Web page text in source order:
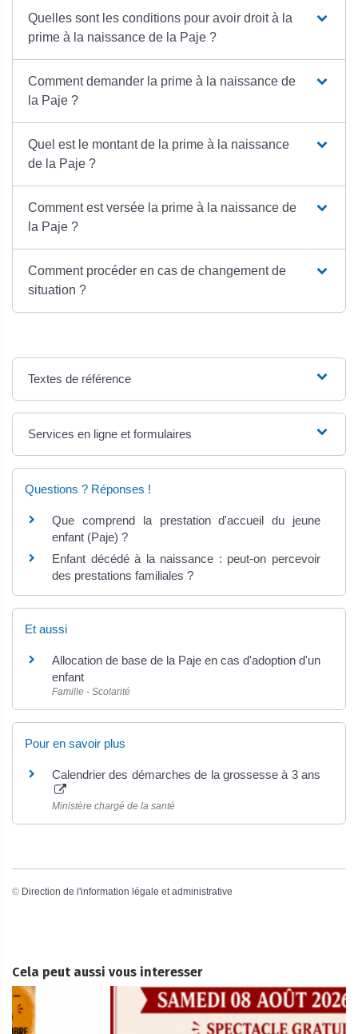
Quelles sont les conditions pour avoir droit à la
prime à la naissance de la Paje ?
Comment demander la prime à la naissance de
la Paje ?
Quel est le montant de la prime à la naissance
de la Paje ?
Comment est versée la prime à la naissance de
la Paje ?
Comment procéder en cas de changement de
situation ?
Textes de référence
Services en ligne et formulaires
Questions ? Réponses !
Que comprend la prestation d'accueil du jeune
enfant (Paje) ?
Enfant décédé à la naissance : peut-on percevoir
des prestations familiales ?
Et aussi
Allocation de base de la Paje en cas d'adoption d'un
enfant
Famille - Scolarité
Pour en savoir plus
Calendrier des démarches de la grossesse à 3 ans
Ministère chargé de la santé
© Direction de l'information légale et administrative
Cela peut aussi vous interesser